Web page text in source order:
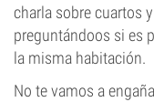
charla sobre cuartos
preguntándoos si es
la misma habitación.
No te vamos a